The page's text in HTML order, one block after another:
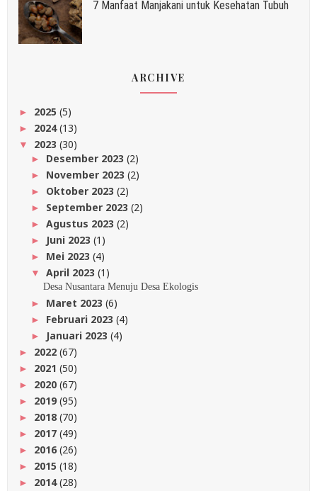
7 Manfaat Manjakani untuk Kesehatan Tubuh
ARCHIVE
► 2025 (5)
► 2024(13)
▼ 2023 (30)
► Desember 2023 (2)
► November 2023 (2)
► Oktober 2023 (2)
► September 2023 (2)
► Agustus 2023 (2)
► Juni 2023 (1)
► Mei 2023 (4)
▼ April 2023 (1)
Desa Nusantara Menuju Desa Ekologis
► Maret 2023 (6)
► Februari 2023 (4)
► Januari 2023 (4)
► 2022 (67)
► 2021 (50)
► 2020 (67)
► 2019(95)
► 2018 (70)
► 2017 (49)
► 2016(26)
► 2015 (18)
► 2014(28)